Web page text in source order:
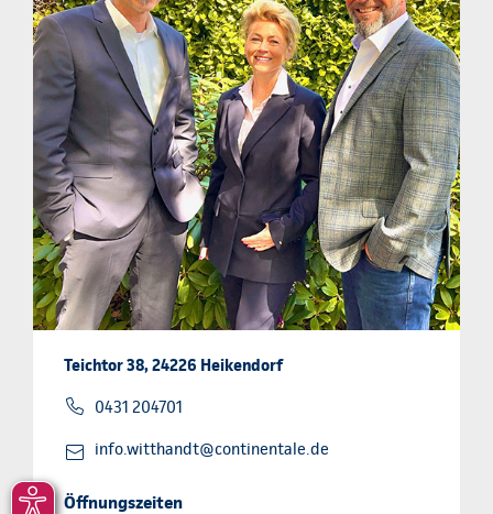
Teichtor 38, 24226 Heikendorf
0431 204701
info.witthandt@continentale.de
Öffnungszeiten